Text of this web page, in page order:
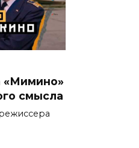
«Мимино»
смысла